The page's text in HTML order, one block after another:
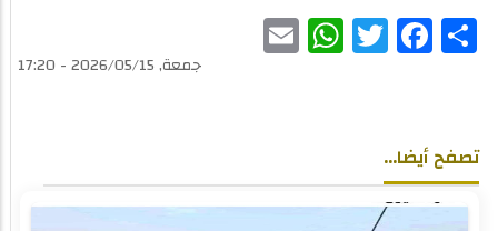
Share
Facebook
Twitter
WhatsAppجمعة, 2026/05/15 - 17:20
تصفح أيضا...